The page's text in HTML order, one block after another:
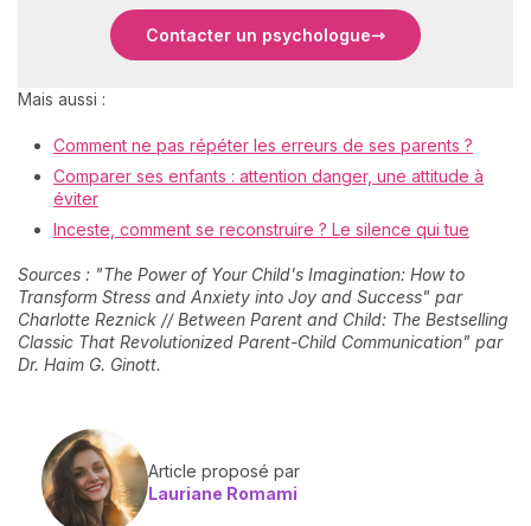
Contacter un psychologue
Mais aussi :
Comment ne pas répéter les erreurs de ses parents ?
Comparer ses enfants : attention danger, une attitude à
éviter
Inceste, comment se reconstruire ? Le silence qui tue
Sources : "The Power of Your Child's Imagination: How to
Transform Stress and Anxiety into Joy and Success" par
Charlotte Reznick // Between Parent and Child: The Bestselling
Classic That Revolutionized Parent-Child Communication" par
Dr. Haim G. Ginott.
Article proposé par
Lauriane Romami